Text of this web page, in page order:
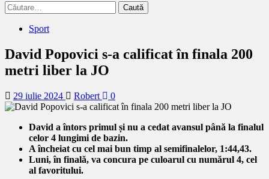
Caută
după:
Sport
David Popovici s-a calificat în finala 200
metri liber la JO
29 iulie 2024 Robert 0
David a întors primul și nu a cedat avansul până la finalul
celor 4 lungimi de bazin.
A încheiat cu cel mai bun timp al semifinalelor, 1:44,43.
Luni, în finală, va concura pe culoarul cu numărul 4, cel
al favoritului.